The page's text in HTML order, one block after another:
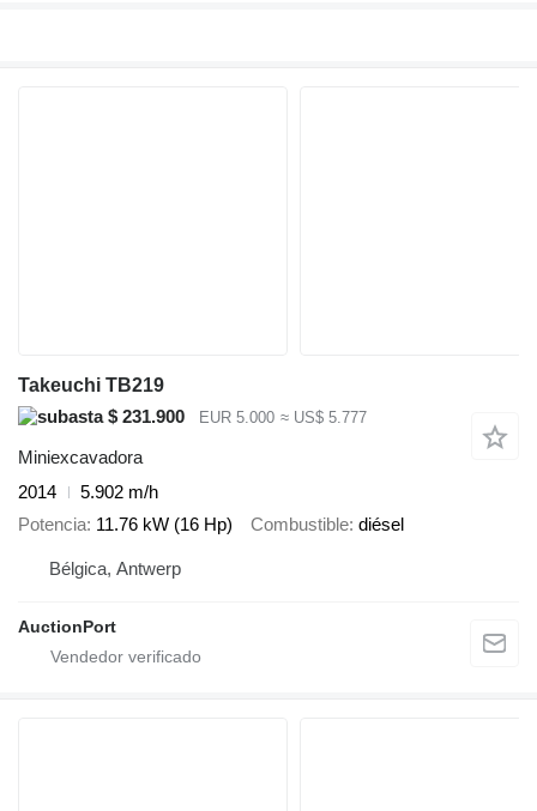
Takeuchi TB219
$ 231.900
EUR 5.000 ≈ US$ 5.777
Miniexcavadora
2014
5.902 m/h
Potencia 11.76 kW (16 Hp) Combustible diésel
Bélgica, Antwerp
AuctionPort